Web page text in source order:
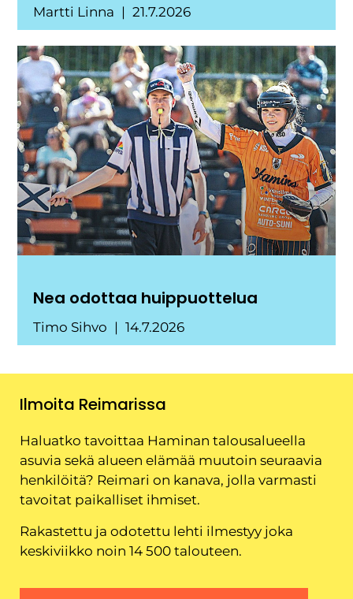
Martti Linna 21.7.2026
Nea odottaa huippuottelua
Timo Sihvo 14.7.2026
Ilmoita Reimarissa
Haluatko tavoittaa Haminan talousalueella
asuvia sekä alueen elämää muutoin seuraavia
henkilöitä? Reimari on kanava, jolla varmasti
tavoitat paikalliset ihmiset.
Rakastettu ja odotettu lehti ilmestyy joka
keskiviikko noin 14 500 talouteen.